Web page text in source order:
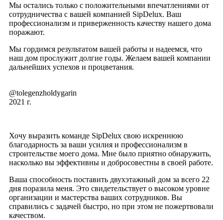
Мы остались только с положительными впечатлениями от
сотрудничества с вашей компанией SipDelux. Ваш
профессионализм и приверженность качеству нашего дома
поражают.
Мы гордимся результатом вашей работы и надеемся, что
наш дом прослужит долгие годы. Желаем вашей компании
дальнейших успехов и процветания.
@tolegenzholdygarin
2021 г.
Хочу выразить команде SipDelux свою искреннюю
благодарность за ваши усилия и профессионализм в
строительстве моего дома. Мне было приятно обнаружить,
насколько вы эффективны и добросовестны в своей работе.
Ваша способность поставить двухэтажный дом за всего 22
дня поразила меня. Это свидетельствует о высоком уровне
организации и мастерства ваших сотрудников. Вы
справились с задачей быстро, но при этом не пожертвовали
качеством.